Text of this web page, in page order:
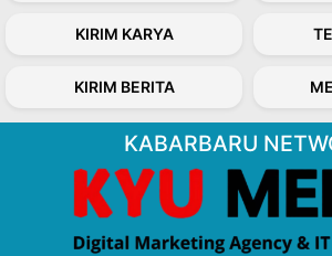
KIRIM KARYA
KIRIM BERITA
KABARBARU